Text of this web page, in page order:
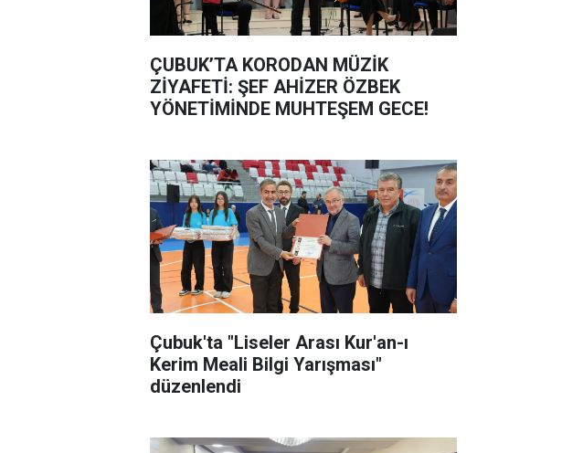
ÇUBUK’TA KORODAN MÜZİK
ZİYAFETİ: ŞEF AHİZER ÖZBEK
YÖNETİMİNDE MUHTEŞEM GECE!
Çubuk'ta "Liseler Arası Kur'an-ı
Kerim Meali Bilgi Yarışması"
düzenlendi